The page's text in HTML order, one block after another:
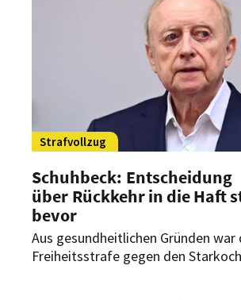
Strafvollzug
Schuhbeck: Entscheidung
über Rückkehr in die Haft
bevor
Aus gesundheitlichen Gründen war
Freiheitsstrafe gegen den